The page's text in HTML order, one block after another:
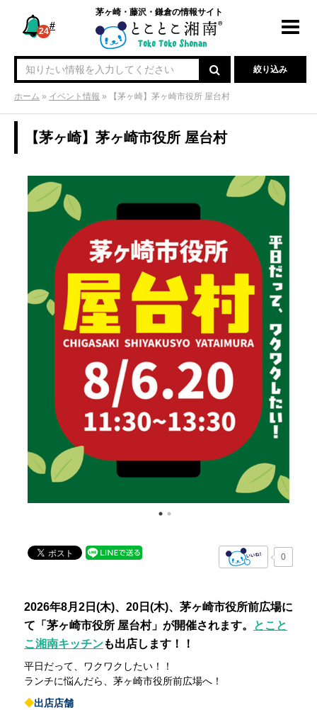
#
24
茅ヶ崎・藤沢・鎌倉の情報サイト
絞り込み
ホーム » イベント情報 » 【茅ヶ崎】茅ヶ崎市役所 屋台村
【茅ヶ崎】茅ヶ崎市役所 屋台村
0
2026年8月2日(木)、20日(木)、茅ヶ崎市役所前広場に
て「茅ヶ崎市役所 屋台村」が開催されます。
とこと
こ湘南キッチンも出店します！！
平日だって、ワクワクしたい！！
ランチに悩んだら、茅ヶ崎市役所前広場へ！
◆出店店舗